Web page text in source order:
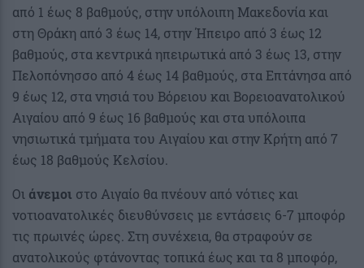
από 1 έως 8 βαθμούς, στην υπόλοιπη Μακεδονία και
στη Θράκη από 3 έως 14, στην Ήπειρο από 3 έως 12
βαθμούς, στα κεντρικά ηπειρωτικά από 3 έως 13, στην
Πελοπόνησσο από 4 έως 14 βαθμούς, στα Επτάνησα από
9 έως 12, στα νησιά του Βόρειου και Βορειοανατολικού
Αιγαίου από 9 έως 16 βαθμούς και στα υπόλοιπα
νησιωτικά τμήματα του Αιγαίου και στην Κρήτη από 7
έως 18 βαθμούς Κελσίου.
Οι άνεμοι στο Αιγαίο θα πνέουν από νότιες και
νοτιοανατολικές διευθύνσεις με εντάσεις 6-7 μποφόρ
τις πρωινές ώρες. Στη συνέχεια, θα στραφούν σε
ανατολικούς φτάνοντας τοπικά έως και τα 8 μποφόρ,